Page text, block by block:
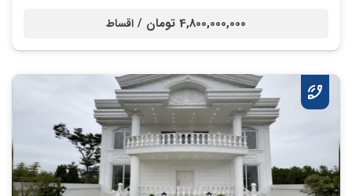
4,800,000,000 تومان / اقساط